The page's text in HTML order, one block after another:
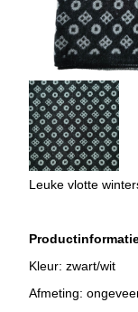
Leuke vlotte
Kleur: zwart/wit
Afmeting: